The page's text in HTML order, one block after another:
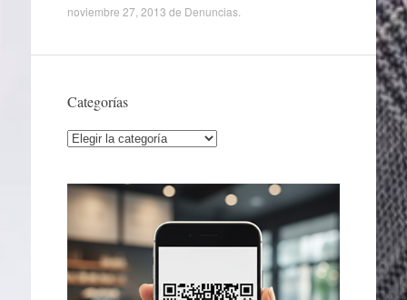
noviembre 27, 2013 de Denuncias.
Categorías
Categorías